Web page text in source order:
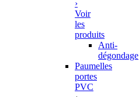
›
Voir
les
produits
Anti-
dégondage
Paumelles
portes
PVC